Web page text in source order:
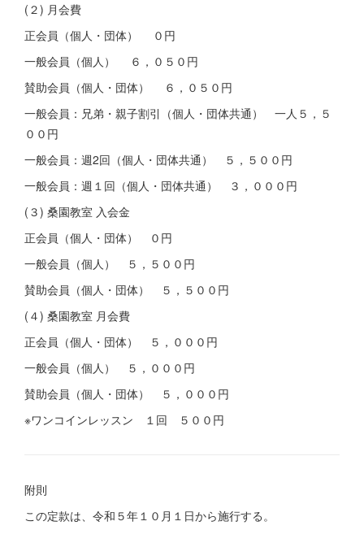
(２) 月会費
正会員（個人・団体） ０円
一般会員（個人） ６，０５０円
賛助会員（個人・団体） ６，０５０円
一般会員：兄弟・親子割引（個人・団体共通） 一人５，５
００円
一般会員：週2回（個人・団体共通） ５，５００円
一般会員：週１回（個人・団体共通） ３，０００円
(３) 桑園教室 入会金
正会員（個人・団体） ０円
一般会員（個人） ５，５００円
賛助会員（個人・団体） ５，５００円
(４) 桑園教室 月会費
正会員（個人・団体） ５，０００円
一般会員（個人） ５，０００円
賛助会員（個人・団体） ５，０００円
※ワンコインレッスン １回 ５００円
附則
この定款は、令和５年１０月１日から施行する。